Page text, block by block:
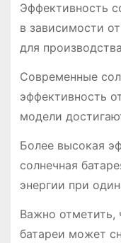
Эффективность
в зависимости
для
Современные
эффективность
модели
Более высокая
солнечная
энергии при
Важно отметить,
батареи может